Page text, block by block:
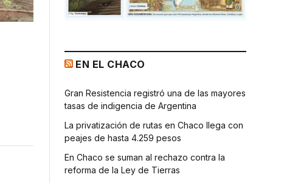
EN EL CHACO
Gran Resistencia registró una de las mayores
tasas de indigencia de Argentina
La privatización de rutas en Chaco llega con
peajes de hasta 4.259 pesos
En Chaco se suman al rechazo contra la
reforma de la Ley de Tierras